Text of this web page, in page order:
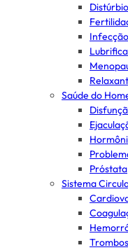
Saúde do
Próstata
Sistema